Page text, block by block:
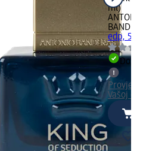
ml)
edp, 50
Vašoj